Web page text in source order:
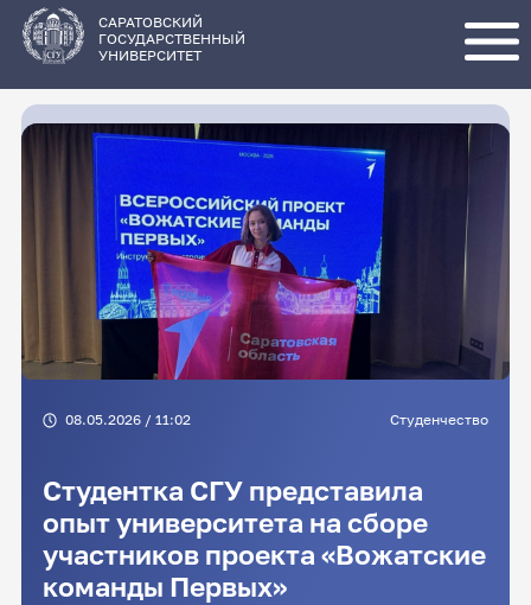
основному
содержанию
САРАТОВСКИЙ
ГОСУДАРСТВЕННЫЙ
УНИВЕРСИТЕТ
08.05.2026 / 11:02 Студенчество
Студентка СГУ представила
опыт университета на сборе
участников проекта «Вожатские
команды Первых»